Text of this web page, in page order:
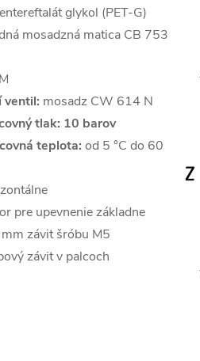
glykol (PET-G)
mosadzná matica CB 753
ventil: mosadz CW 614 N
tlak: 10 barov
teplota: od 5 °C do 60
pre upevnenie základne
závit šróbu M5
závit v palcoch